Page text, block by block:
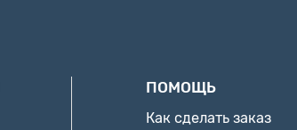
ПОМОЩЬ
Как сделать заказ